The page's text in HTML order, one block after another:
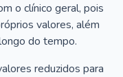
o clínico geral, pois
valores, além
do tempo.
reduzidos para